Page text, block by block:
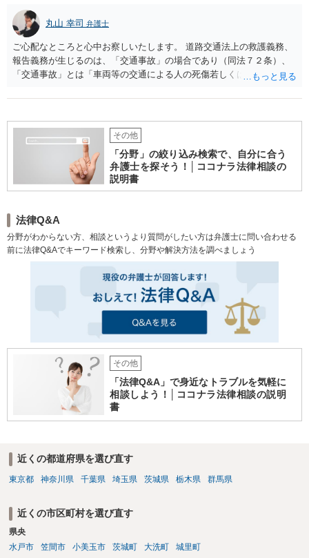
丸山 幸司 弁護士
ご心配なところと心中お察しいたします。 道路交通法上の救護義務、
報告義務が生じるのは、「交通事故」の場合であり（同法７２条）、
「交通事故」とは「車両等の交通による人の死傷若しくは物の損壊」
あたるとして立件されることはないと思われます。積荷の荷崩れなど
民事上の損害賠償を問われることは一応ありうると思います。 そのよ
うな状況ですが、もう起きてしまったことですし、心配しても結果が
変わるわけではありません。何らか連絡が来るなどしたら、最寄りの
法律事務所までご相談ください。
その他
「分野」の絞り込み検索で、自分に合う
弁護士を探そう！│ココナラ法律相談の
説明書
法律Q&A
分野がわからない方、相談というより質問がしたい方は弁護士に問い合わせる
前に法律Q&Aでキーワード検索し、分野や解決方法を調べましょう
その他
「法律Q&A」で身近なトラブルを気軽に
相談しよう！│ココナラ法律相談の説明
書
近くの都道府県を選び直す
東京都 神奈川県 千葉県 埼玉県 茨城県 栃木県 群馬県
近くの市区町村を選び直す
県央
水戸市
笠間市 小美玉市 茨城町 大洗町 城里町